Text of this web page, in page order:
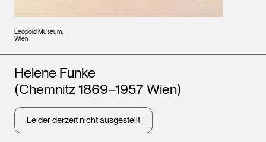
Leopold Museum,
Wien
Künstler*innen
Helene Funke
(Chemnitz 1869–1957 Wien)
Leider derzeit nicht ausgestellt